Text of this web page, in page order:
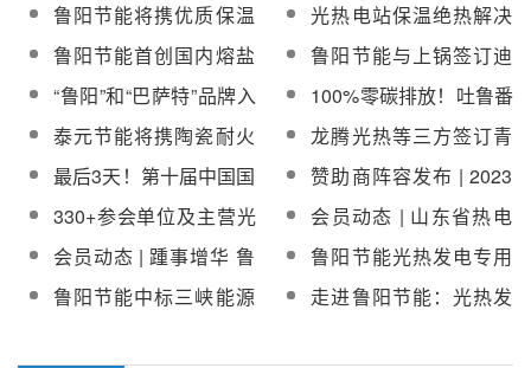
鲁阳节能将携优质保温
材料及整体解决方案亮
相CPC2017
光热电站保温绝热解决
方案的鲁阳样本
鲁阳节能首创国内熔盐
塔式光热电站吸热器隔
热防护解决方案
鲁阳节能与上锅签订迪
拜100MW塔式光热电站
吸热器保温合同，总金
额超1000万元
“鲁阳”和“巴萨特”品牌入
选山东省第一批“好品山
东”品牌名单
100%零碳排放！吐鲁番
光热装配式能源岛示范
工程正式竣工
泰元节能将携陶瓷耐火
纤维系列保温产品亮相
CPC2023光热大会
龙腾光热等三方签订青
海省海南州“光热+新能
源”产业战略合作协议
最后3天！第十届中国国
际光热大会报名通道即
将关闭
赞助商阵容发布 | 2023
第十届中国国际光热大
会即将启幕
330+参会单位及主营光
热业务一览|第十届中国
国际光热大会下周一启
幕
会员动态 | 山东省热电
设计院与鲁阳节能达成
战略合作
会员动态 | 踵事增华 鲁
阳节能喜报频传
鲁阳节能光热发电专用
耐火、保温、隔热材料
将亮相第十一届中国国
鲁阳节能中标三峡能源
走进鲁阳节能：光热发